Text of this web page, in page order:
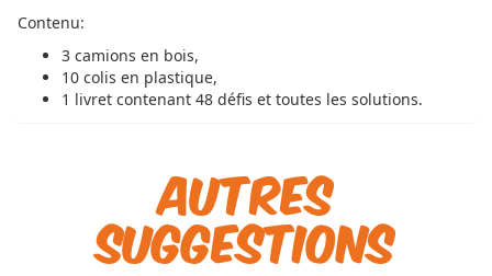
Contenu:
3 camions en bois,
10 colis en plastique,
1 livret contenant 48 défis et toutes les solutions.
Autres
suggestions